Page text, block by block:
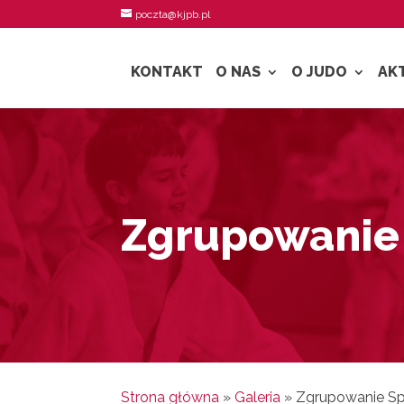
poczta@kjpb.pl
KONTAKT O NAS O JUDO
Zgrupowanie
Strona główna »Galeria » Zgrupowanie